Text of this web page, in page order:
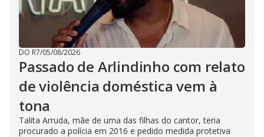
DO R7/05/08/2026
Passado de Arlindinho com relato
de violência doméstica vem à
tona
Talita Arruda, mãe de uma das filhas do cantor, teria
procurado a polícia em 2016 e pedido medida protetiva